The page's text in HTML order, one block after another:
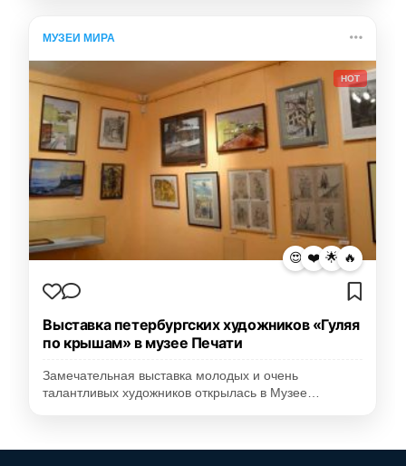
МУЗЕИ МИРА
HOT
😍 ❤️ 🌟 🔥
Выставка петербургских художников «Гуляя
по крышам» в музее Печати
Замечательная выставка молодых и очень
талантливых художников открылась в Музее…